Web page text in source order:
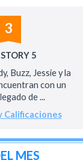
3
5
Buzz, Jessie y la
con un
de ...
Calificaciones
MES